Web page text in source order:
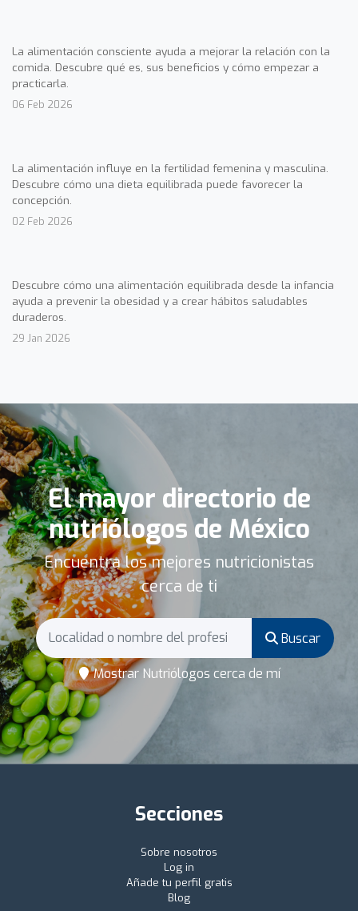
La alimentación consciente ayuda a mejorar la relación con la
comida. Descubre qué es, sus beneficios y cómo empezar a
practicarla.
06 Feb 2026
La alimentación influye en la fertilidad femenina y masculina.
Descubre cómo una dieta equilibrada puede favorecer la
concepción.
02 Feb 2026
Descubre cómo una alimentación equilibrada desde la infancia
ayuda a prevenir la obesidad y a crear hábitos saludables
duraderos.
29 Jan 2026
El mayor directorio de
nutriólogos de México
Encuentra los mejores nutricionistas
cerca de ti
Buscar
Mostrar Nutriólogos cerca de mí
Secciones
Sobre nosotros
Log in
Añade tu perfil gratis
Blog